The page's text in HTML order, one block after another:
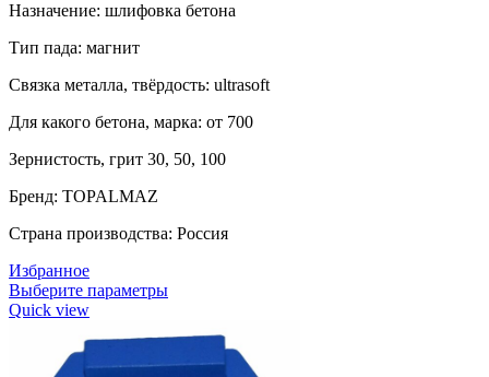
Назначение: шлифовка бетона
Тип пада: магнит
Связка металла, твёрдость: ultrasoft
Для какого бетона, марка: от 700
Зернистость, грит 30, 50, 100
Бренд: TOPALMAZ
Страна производства: Россия
Избранное
Выберите параметры
Quick view